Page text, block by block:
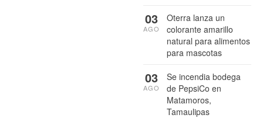
Oterra lanza un
colorante amarillo
natural para alimentos
para mascotas
03
AGO
Se incendia bodega
de PepsiCo en
Matamoros,
Tamaulipas
03
AGO